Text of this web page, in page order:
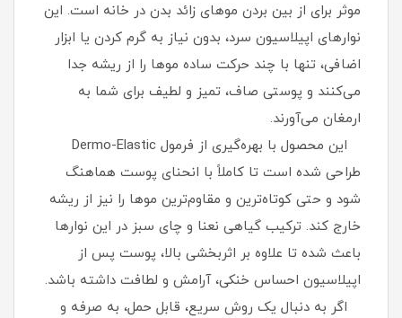
موثر برای از بین بردن موهای زائد بدن در خانه است. این
نوارهای اپیلاسیون سرد، بدون نیاز به گرم‌ کردن یا ابزار
اضافی، تنها با چند حرکت ساده موها را از ریشه جدا
می‌کنند و پوستی صاف، تمیز و لطیف برای شما به
ارمغان می‌آورند.
این محصول با بهره‌گیری از فرمول Dermo-Elastic
طراحی شده است تا کاملاً با انحنای پوست هماهنگ
شود و حتی کوتاه‌ترین و مقاوم‌ترین موها را نیز از ریشه
خارج کند. ترکیب گیاهی نعنا و چای سبز در این نوارها
باعث شده تا علاوه بر اثربخشی بالا، پوست پس از
اپیلاسیون احساس خنکی، آرامش و لطافت داشته باشد.
اگر به دنبال یک روش سریع، قابل حمل، به‌ صرفه و